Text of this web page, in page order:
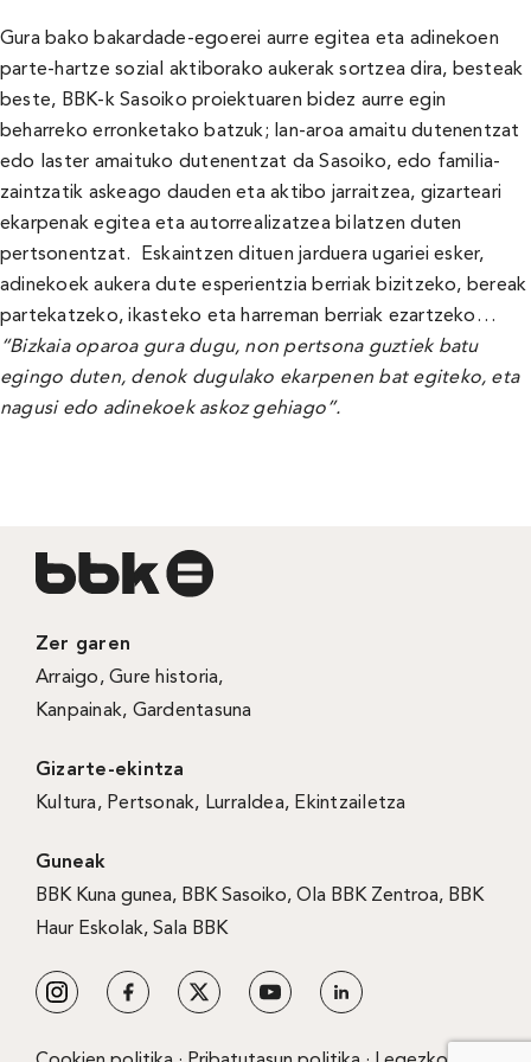
Gura bako bakardade-egoerei aurre egitea eta adinekoen
parte-hartze sozial aktiborako aukerak sortzea dira, besteak
beste, BBK-k Sasoiko proiektuaren bidez aurre egin
beharreko erronketako batzuk; lan-aroa amaitu dutenentzat
edo laster amaituko dutenentzat da Sasoiko, edo familia-
zaintzatik askeago dauden eta aktibo jarraitzea, gizarteari
ekarpenak egitea eta autorrealizatzea bilatzen duten
pertsonentzat. Eskaintzen dituen jarduera ugariei esker,
adinekoek aukera dute esperientzia berriak bizitzeko, bereak
partekatzeko, ikasteko eta harreman berriak ezartzeko…
“Bizkaia oparoa gura dugu, non pertsona guztiek batu
egingo duten, denok dugulako ekarpenen bat egiteko, eta
nagusi edo adinekoek askoz gehiago”.
Zer garen
Arraigo,Gure historia,
Kanpainak, Gardentasuna
Gizarte-ekintza
Kultura, Pertsonak, Lurraldea, Ekintzailetza
Guneak
BBK Kuna gunea, BBK Sasoiko, Ola BBK Zentroa, BBK
Haur Eskolak, Sala BBK